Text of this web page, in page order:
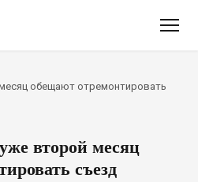
обещают отремонтировать
второй месяц
съезд